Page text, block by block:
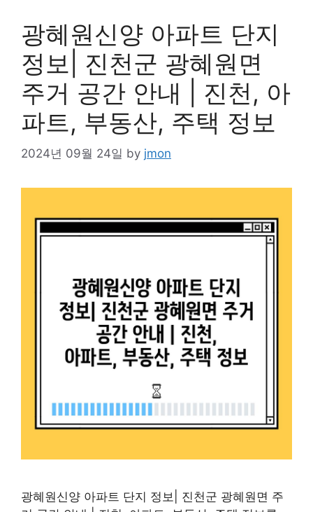
광혜원신양 아파트 단지
정보| 진천군 광혜원면
주거 공간 안내 | 진천, 아
파트, 부동산, 주택 정보
2024년 09월 24일 by jmon
광혜원신양 아파트 단지 정보| 진천군 광혜원면 주